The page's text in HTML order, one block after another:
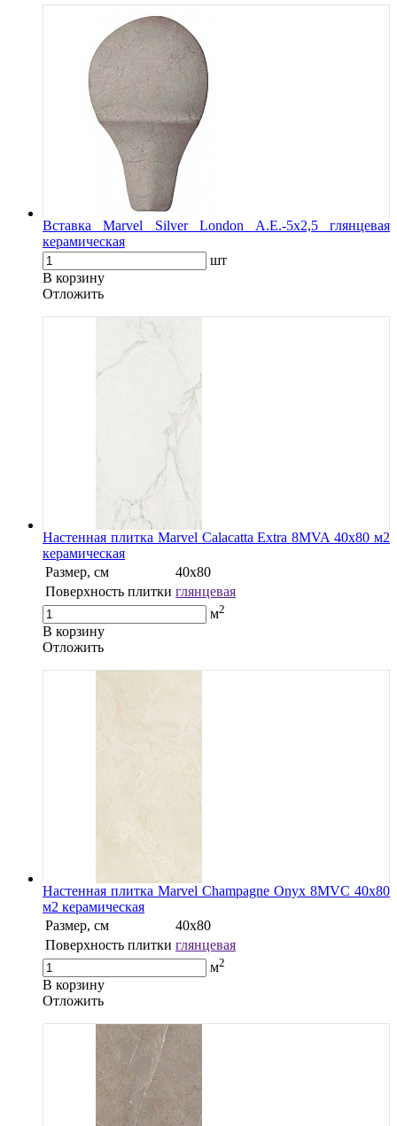
Вставка Marvel Silver London A.E.-5x2,5 глянцевая
керамическая
шт
В корзину
Oтложить
Настенная плитка Marvel Calacatta Extra 8MVA 40x80 м2
керамическая
Размер, см
40х80
Поверхность плитки глянцевая
м2
В корзину
Oтложить
Настенная плитка Marvel Champagne Onyx 8MVC 40x80
м2 керамическая
Размер, см
40х80
Поверхность плитки глянцевая
м2
В корзину
Oтложить